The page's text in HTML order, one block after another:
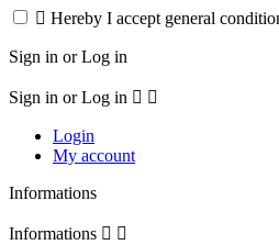
 Hereby I accept general
Sign in or Log in
Sign in or Log in  
Login
My account
Informations
Informations  